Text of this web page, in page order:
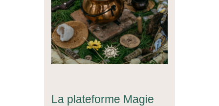
La plateforme Magie